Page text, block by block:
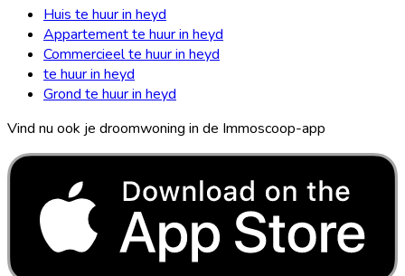
Huis te huur in heyd
Appartement te huur in heyd
Commercieel te huur in heyd
te huur in heyd
Grond te huur in heyd
Vind nu ook je droomwoning in de Immoscoop-app